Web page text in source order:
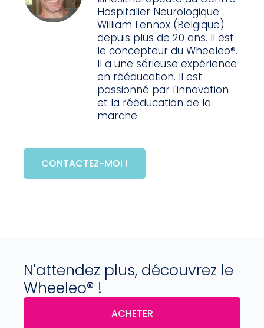
Hospitalier Neurologique
William Lennox (Belgique)
depuis plus de 20 ans. Il est
le concepteur du Wheeleo®.
Il a une sérieuse expérience
en rééducation. Il est
passionné par l'innovation
et la rééducation de la
marche.
CONTACTEZ-MOI !
N'attendez plus, découvrez le
Wheeleo® !
ACHETER